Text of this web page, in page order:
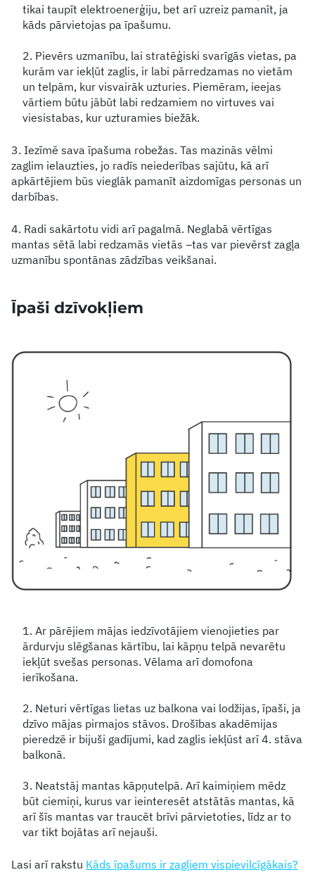
tikai taupīt elektroenerģiju, bet arī uzreiz pamanīt, ja
kāds pārvietojas pa īpašumu.
2. Pievērs uzmanību, lai stratēģiski svarīgās vietas, pa
kurām var iekļūt zaglis, ir labi pārredzamas no vietām
un telpām, kur visvairāk uzturies. Piemēram, ieejas
vārtiem būtu jābūt labi redzamiem no virtuves vai
viesistabas, kur uzturamies biežāk.
3. Iezīmē sava īpašuma robežas. Tas mazinās vēlmi
zaglim ielauzties, jo radīs neiederības sajūtu, kā arī
apkārtējiem būs vieglāk pamanīt aizdomīgas personas un
darbības.
4. Radi sakārtotu vidi arī pagalmā. Neglabā vērtīgas
mantas sētā labi redzamās vietās –tas var pievērst zagļa
uzmanību spontānas zādzības veikšanai.
Īpaši dzīvokļiem
1. Ar pārējiem mājas iedzīvotājiem vienojieties par
ārdurvju slēgšanas kārtību, lai kāpņu telpā nevarētu
iekļūt svešas personas. Vēlama arī domofona
ierīkošana.
2. Neturi vērtīgas lietas uz balkona vai lodžijas, īpaši, ja
dzīvo mājas pirmajos stāvos. Drošības akadēmijas
pieredzē ir bijuši gadījumi, kad zaglis iekļūst arī 4. stāva
balkonā.
3. Neatstāj mantas kāpņutelpā. Arī kaimiņiem mēdz
būt ciemiņi, kurus var ieinteresēt atstātās mantas, kā
arī šīs mantas var traucēt brīvi pārvietoties, līdz ar to
var tikt bojātas arī nejauši.
Lasi arī rakstu Kāds īpašums ir zagļiem vispievilcīgākais?